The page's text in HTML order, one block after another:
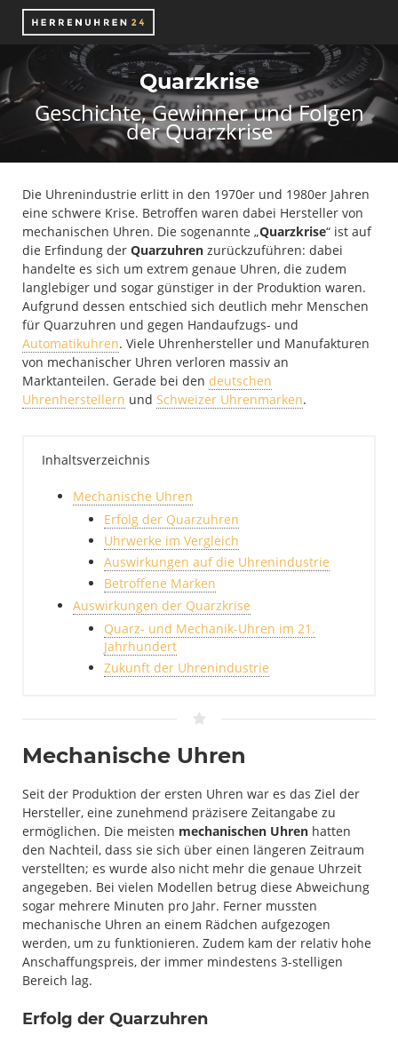
Quarzkrise
Geschichte, Gewinner und Folgen
der Quarzkrise
Die Uhrenindustrie erlitt in den 1970er und 1980er Jahren
eine schwere Krise. Betroffen waren dabei Hersteller von
mechanischen Uhren. Die sogenannte „Quarzkrise“ ist auf
die Erfindung der Quarzuhren zurückzuführen: dabei
handelte es sich um extrem genaue Uhren, die zudem
langlebiger und sogar günstiger in der Produktion waren.
Aufgrund dessen entschied sich deutlich mehr Menschen
für Quarzuhren und gegen Handaufzugs- und
Automatikuhren. Viele Uhrenhersteller und Manufakturen
von mechanischer Uhren verloren massiv an
Marktanteilen. Gerade bei den deutschen
Uhrenherstellern und Schweizer Uhrenmarken.
Inhaltsverzeichnis
Mechanische Uhren
Erfolg der Quarzuhren
Uhrwerke im Vergleich
Auswirkungen auf die Uhrenindustrie
Betroffene Marken
Auswirkungen der Quarzkrise
Quarz- und Mechanik-Uhren im 21.
Jahrhundert
Zukunft der Uhrenindustrie
Mechanische Uhren
Seit der Produktion der ersten Uhren war es das Ziel der
Hersteller, eine zunehmend präzisere Zeitangabe zu
ermöglichen. Die meisten mechanischen Uhren hatten
den Nachteil, dass sie sich über einen längeren Zeitraum
verstellten; es wurde also nicht mehr die genaue Uhrzeit
angegeben. Bei vielen Modellen betrug diese Abweichung
sogar mehrere Minuten pro Jahr. Ferner mussten
mechanische Uhren an einem Rädchen aufgezogen
werden, um zu funktionieren. Zudem kam der relativ hohe
Anschaffungspreis, der immer mindestens 3-stelligen
Bereich lag.
Erfolg der Quarzuhren